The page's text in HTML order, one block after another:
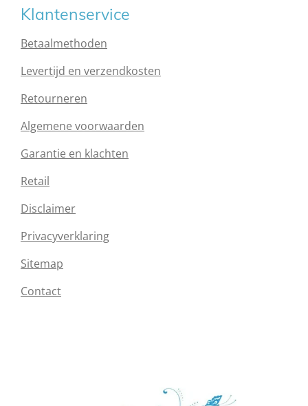
Klantenservice
Betaalmethoden
Levertijd en verzendkosten
Retourneren
Algemene voorwaarden
Garantie en klachten
Retail
Disclaimer
Privacyverklaring
Sitemap
Contact